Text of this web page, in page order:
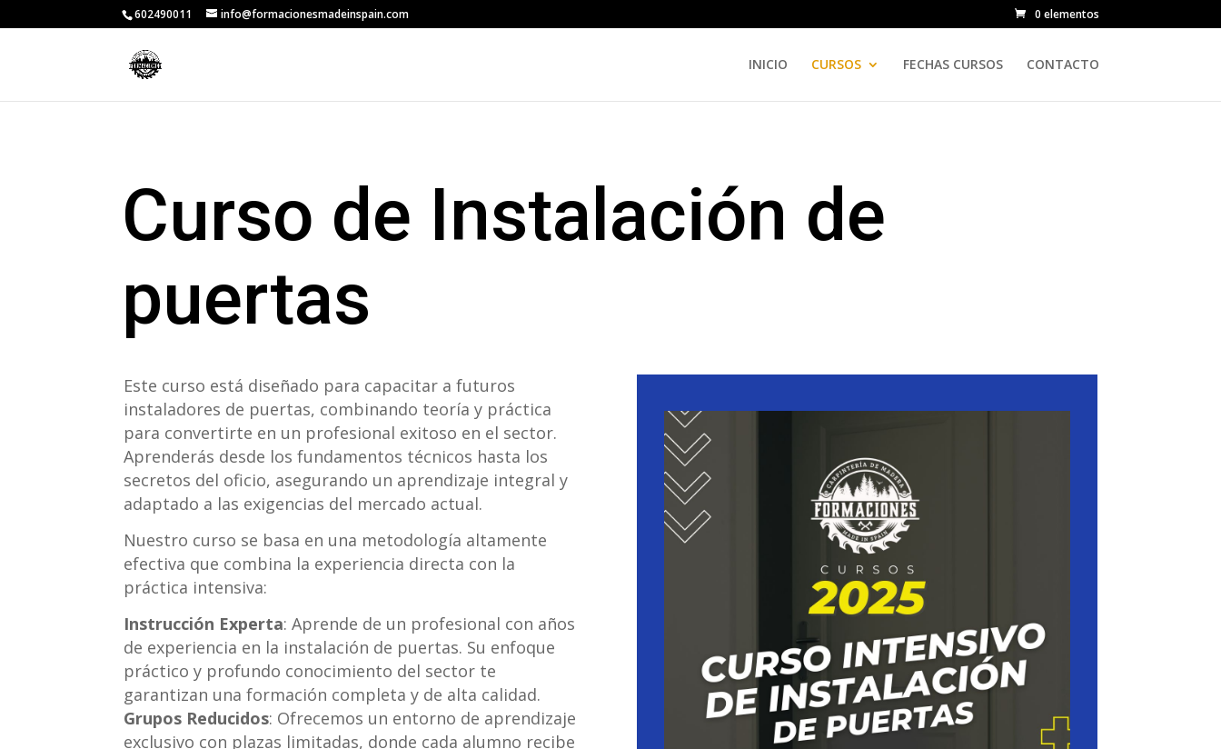
602490011 info@formacionesmadeinspain.com 0 elementos
INICIO CURSOS FECHAS CURSOS CONTACTO
Curso de Instalación de
puertas
Este curso está diseñado para capacitar a futuros
instaladores de puertas, combinando teoría y práctica
para convertirte en un profesional exitoso en el sector.
Aprenderás desde los fundamentos técnicos hasta los
secretos del oficio, asegurando un aprendizaje integral y
adaptado a las exigencias del mercado actual.
Nuestro curso se basa en una metodología altamente
efectiva que combina la experiencia directa con la
práctica intensiva:
Instrucción Experta: Aprende de un profesional con años
de experiencia en la instalación de puertas. Su enfoque
práctico y profundo conocimiento del sector te
garantizan una formación completa y de alta calidad.
Grupos Reducidos: Ofrecemos un entorno de aprendizaje
exclusivo con plazas limitadas, donde cada alumno recibe